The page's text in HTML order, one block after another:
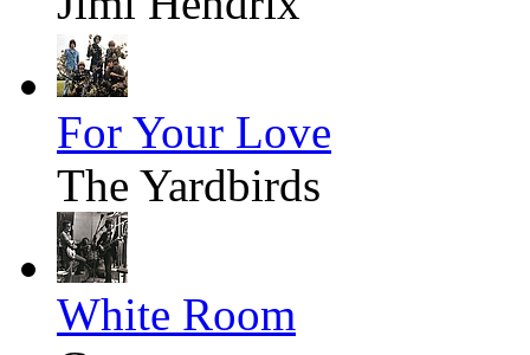
For Your Love
The Yardbirds
White Room